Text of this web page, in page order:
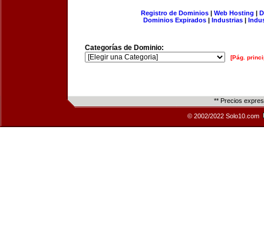
Registro de Dominios| Web Hosting |
Dominios Expirados | Industrias |
Categorías de Dominio:
[Pág.
** Precios
© 2002/2022 Solo10.com